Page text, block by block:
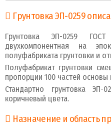
Грунтовка ЭП-0259
Грунтовка ЭП-0259 ГОСТ
двухкомпонентная на
полуфабриката грунтовки и
Полуфабрикат грунтовки
пропорции 100 частей основы
Стандартно грунтовка
коричневый цвета.
Назначение и область